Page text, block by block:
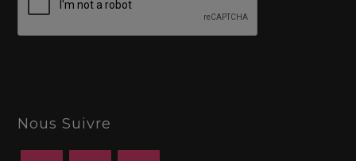
Nous Suivre